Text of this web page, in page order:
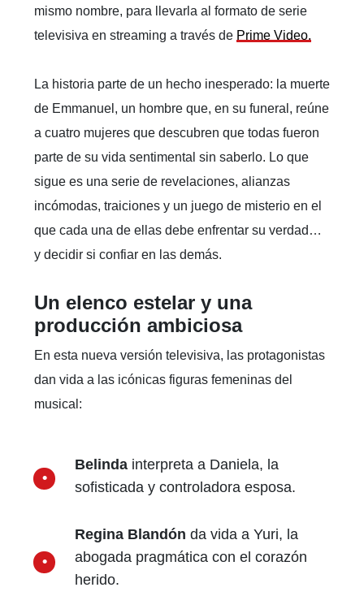
Agrega INFOPODERen
Con una alfombra roja llena de nostalgia, música
oficial de“Mentiras: La Serie”, una producción
mexicana que retoma la exitosa obra musical del
mismo nombre, para llevarla al formato de serie
televisiva en streaming a través dePrime Video.
La historia parte de un hecho inesperado: la muerte
de Emmanuel, un hombre que, en su funeral, reúne
a cuatro mujeres que descubren que todas fueron
sigue es una serie de revelaciones, alianzas
incómodas, traiciones y un juego de misterio en el
que cada una de ellas debe enfrentar su verdad…
y decidir si confiar en las demás.
En esta nueva versión televisiva, las protagonistas
musical: